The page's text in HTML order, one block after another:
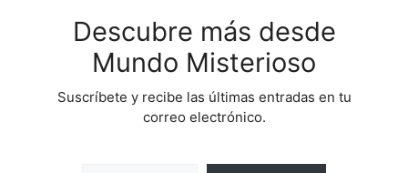
Descubre más desde
Mundo Misterioso
Suscríbete y recibe las últimas entradas en tu
correo electrónico.